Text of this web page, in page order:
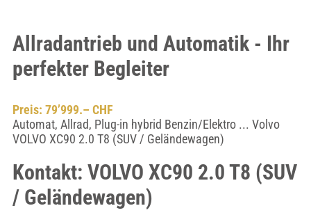
Allradantrieb und Automatik - Ihr
perfekter Begleiter
Preis: 79’999.– CHF
Automat, Allrad, Plug-in hybrid Benzin/Elektro ... Volvo
VOLVO XC90 2.0 T8 (SUV / Geländewagen)
Kontakt: VOLVO XC90 2.0 T8 (SUV
/ Geländewagen)